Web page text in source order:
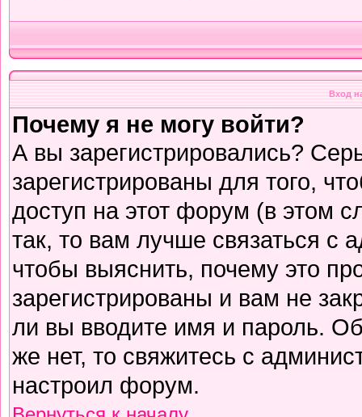
Вход
Почему я не могу войти?
А вы зарегистрировались?
зарегистрированы для того,
доступ на этот форум (в этом
так, то вам лучше связаться с
чтобы выяснить, почему это
зарегистрированы и вам не
ли вы вводите имя и пароль.
же нет, то свяжитесь с
настроил форум.